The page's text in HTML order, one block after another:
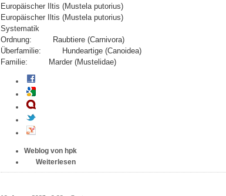
Europäischer Iltis (Mustela putorius)
Europäischer Iltis (Mustela putorius)
Systematik
Ordnung: Raubtiere (Carnivora)
Überfamilie: Hundeartige (Canoidea)
Familie: Marder (Mustelidae)
Weblog von hpk
Weiterlesen